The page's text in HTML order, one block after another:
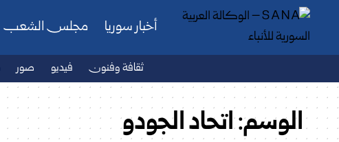
أخبار سوريا مجلس الشعب
ثقافة وفنون فيديو صور
الوسم:اتحاد الجودو